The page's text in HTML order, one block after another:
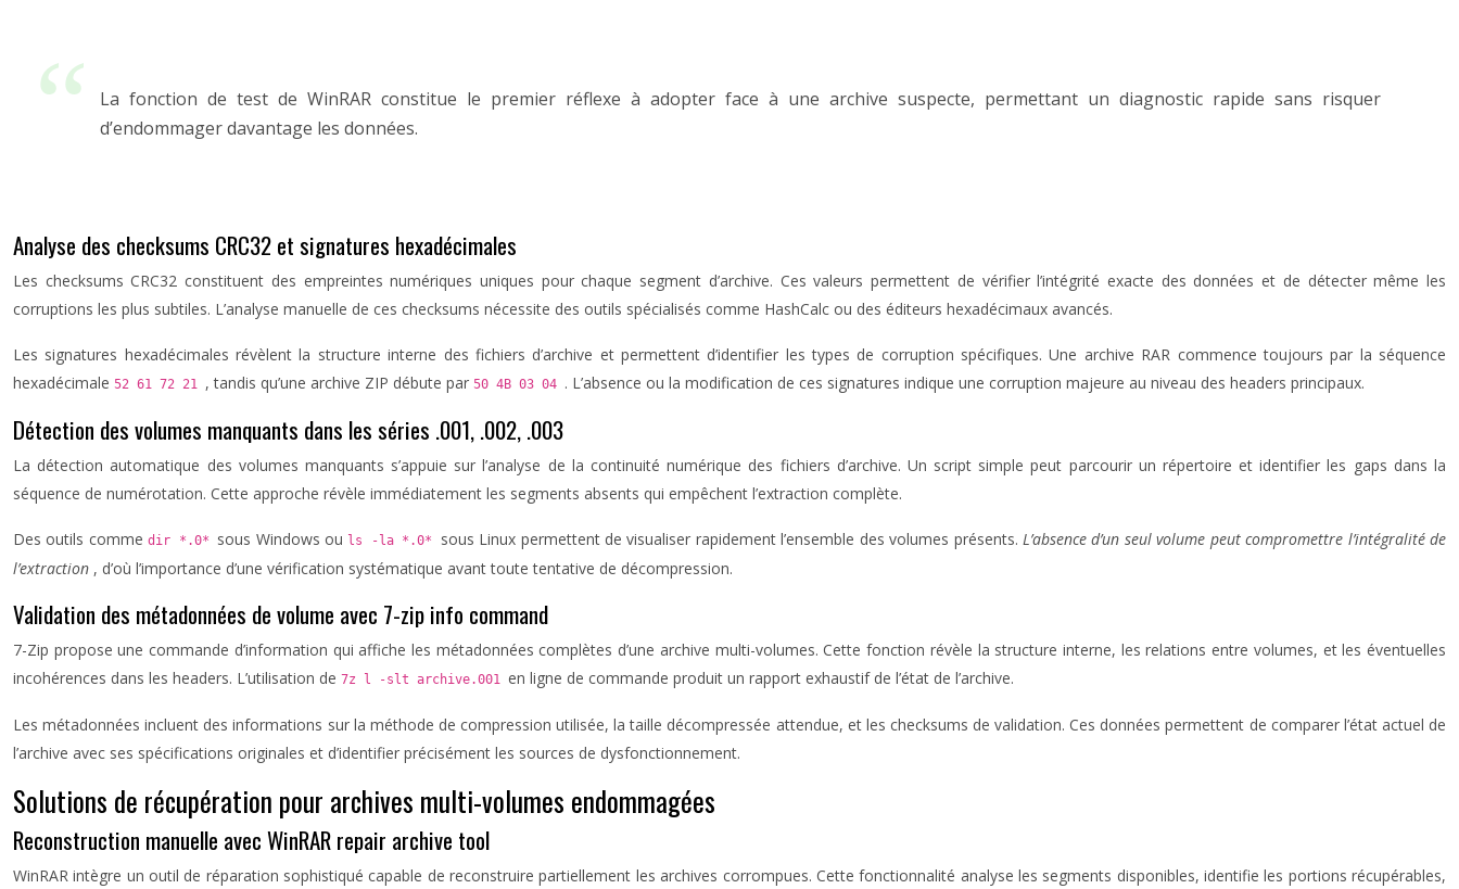
La fonction de test de WinRAR constitue le premier réflexe à adopter face à une archive suspecte, permettant un diagnostic rapide sans risquer
d’endommager davantage les données.
Analyse des checksums CRC32 et signatures hexadécimales
Les checksums CRC32 constituent des empreintes numériques uniques pour chaque segment d’archive. Ces valeurs permettent de vérifier l’intégrité exacte des données et de détecter même les
corruptions les plus subtiles. L’analyse manuelle de ces checksums nécessite des outils spécialisés comme HashCalc ou des éditeurs hexadécimaux avancés.
Les signatures hexadécimales révèlent la structure interne des fichiers d’archive et permettent d’identifier les types de corruption spécifiques. Une archive RAR commence toujours par la séquence
hexadécimale 52 61 72 21 , tandis qu’une archive ZIP débute par 50 4B 03 04 . L’absence ou la modification de ces signatures indique une corruption majeure au niveau des headers principaux.
Détection des volumes manquants dans les séries .001, .002, .003
La détection automatique des volumes manquants s’appuie sur l’analyse de la continuité numérique des fichiers d’archive. Un script simple peut parcourir un répertoire et identifier les gaps dans la
séquence de numérotation. Cette approche révèle immédiatement les segments absents qui empêchent l’extraction complète.
Des outils commedir *.0* sous Windows ou ls -la *.0* sous Linux permettent de visualiser rapidement l’ensemble des volumes présents.L’absence d’un seul volume peut compromettre l’intégralité de
l’extraction , d’où l’importance d’une vérification systématique avant toute tentative de décompression.
Validation des métadonnées de volume avec 7-zip info command
7-Zip propose une commande d’information qui affiche les métadonnées complètes d’une archive multi-volumes. Cette fonction révèle la structure interne, les relations entre volumes, et les éventuelles
incohérences dans les headers. L’utilisation de 7z l -slt archive.001 en ligne de commande produit un rapport exhaustif de l’état de l’archive.
Les métadonnées incluent des informations sur la méthode de compression utilisée, la taille décompressée attendue, et les checksums de validation. Ces données permettent de comparer l’état actuel de
l’archive avec ses spécifications originales et d’identifier précisément les sources de dysfonctionnement.
Solutions de récupération pour archives multi-volumes endommagées
Reconstruction manuelle avec WinRAR repair archive tool
WinRAR intègre un outil de réparation sophistiqué capable de reconstruire partiellement les archives corrompues. Cette fonctionnalité analyse les segments disponibles, identifie les portions récupérables,